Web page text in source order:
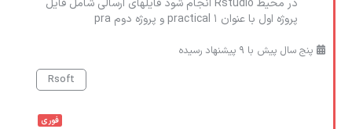
در محیط Rstudio انجام شود فایلهای ارسالی شامل فایل
پروژه اول با عنوان practical 1 و پروژه دوم pra
پنج سال پیش با 9 پیشنهاد رسیده
Rsoft
فوری